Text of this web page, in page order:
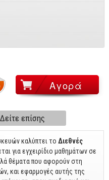
Δείτε επίσης
καλύπτει το Διεθνές
για εγχειρίδιο μαθημάτων σε
θέματα που αφορούν στη
και εφαρμογές αυτής της